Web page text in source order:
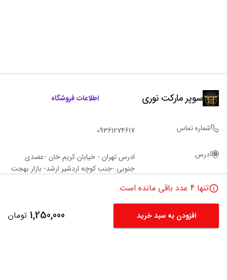
تنها 4 عدد باقی مانده است.
افزودن به سبد خرید 1,250,000 تومان
سوپر مارکت نوری اطلاعات فروشگاه
شماره تماس 09361274617
آدرس
ادرس تهران - خیابان کریم خان -عضدی
جنوبی -جنب کوچه اردشیر ارشد- بازار بهجت
نوری